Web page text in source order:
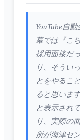
YouTube自
幕では『こ
採用面接だ
り、そうい
とをやるこ
ると思います
と表示され
り、実際の
所が海津セ